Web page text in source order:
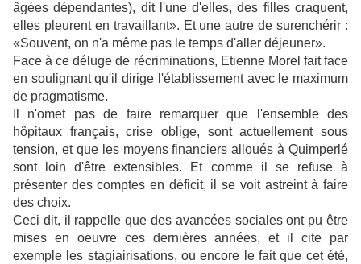
âgées dépendantes), dit l'une d'elles, des filles craquent,
elles pleurent en travaillant». Et une autre de surenchérir :
«Souvent, on n'a même pas le temps d'aller déjeuner».
Face à ce déluge de récriminations, Etienne Morel fait face
en soulignant qu'il dirige l'établissement avec le maximum
de pragmatisme.
Il n'omet pas de faire remarquer que l'ensemble des
hôpitaux français, crise oblige, sont actuellement sous
tension, et que les moyens financiers alloués à Quimperlé
sont loin d'être extensibles. Et comme il se refuse à
présenter des comptes en déficit, il se voit astreint à faire
des choix.
Ceci dit, il rappelle que des avancées sociales ont pu être
mises en oeuvre ces dernières années, et il cite par
exemple les stagiairisations, ou encore le fait que cet été,